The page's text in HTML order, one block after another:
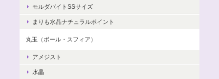
モルダバイトSSサイズ
まりも水晶ナチュラルポイント
丸玉（ボール・スフィア）
アメジスト
水晶